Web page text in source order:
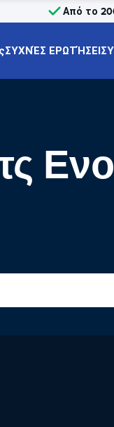
Από το
ΣΥΧΝΈΣ ΕΡΩΤΉΣΕΙΣ